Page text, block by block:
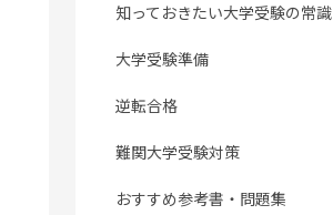
知っておきたい大学受験の常識
大学受験準備
逆転合格
難関大学受験対策
おすすめ参考書・問題集